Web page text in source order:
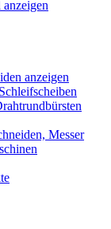
anzeigen
Messer